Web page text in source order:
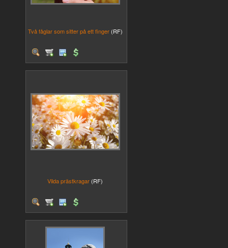
Två fåglar som sitter på ett finger (RF)
Vilda prästkragar (RF)